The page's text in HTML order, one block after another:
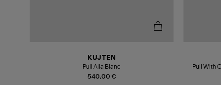
540,00 €
KUJTEN
Pull Aila Blanc
Pull With